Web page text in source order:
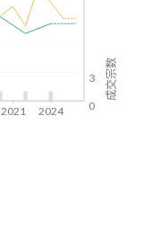
3
0
2021 2024
成交宗数